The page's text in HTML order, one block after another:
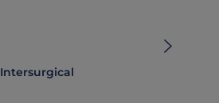
Intersurgical